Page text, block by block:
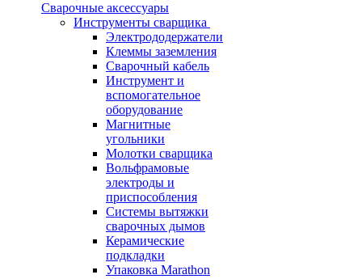
Сварочные аксессуары
Инструменты сварщика
Электрододержатели
Клеммы заземления
Сварочный кабель
Инструмент и
вспомогательное
оборудование
Магнитные
угольники
Молотки сварщика
Вольфрамовые
электроды и
приспособления
Системы вытяжки
сварочных дымов
Керамические
подкладки
Упаковка Marathon